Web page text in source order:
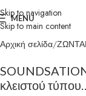
Skip to navigation
Skip to main content
MENU
Αρχική σελίδα
κλειστού